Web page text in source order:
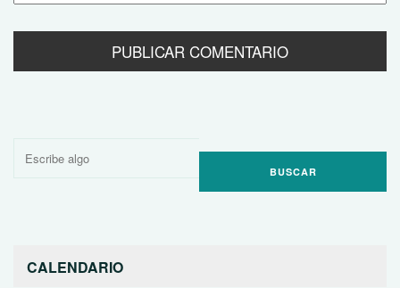
Buscar
CALENDARIO